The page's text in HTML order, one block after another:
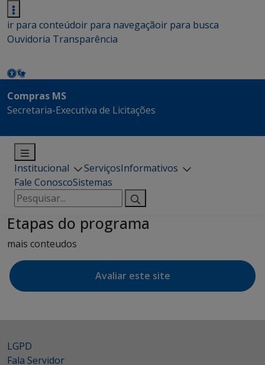
ir para conteúdoir para navegaçãoir para busca
Ouvidoria Transparência
Compras MS
Secretaria-Executiva de Licitações
Institucional ServiçosInformativos
Fale ConoscoSistemas
Pesquisar
por:
Etapas do programa
mais conteudos
Avaliar este site
LGPD
Fala Servidor